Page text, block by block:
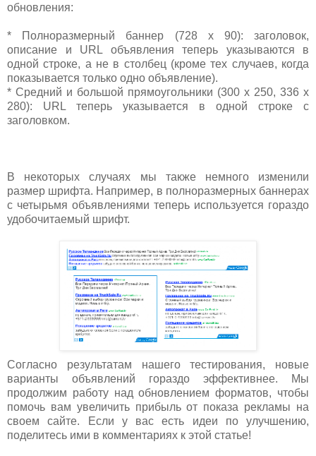
обновления:
* Полноразмерный баннер (728 x 90): заголовок,
описание и URL объявления теперь указываются в
одной строке, а не в столбец (кроме тех случаев, когда
показывается только одно объявление).
* Средний и большой прямоугольники (300 x 250, 336 x
280): URL теперь указывается в одной строке с
заголовком.
В некоторых случаях мы также немного изменили
размер шрифта. Например, в полноразмерных баннерах
с четырьмя объявлениями теперь используется гораздо
удобочитаемый шрифт.
Согласно результатам нашего тестирования, новые
варианты объявлений гораздо эффективнее. Мы
продолжим работу над обновлением форматов, чтобы
помочь вам увеличить прибыль от показа рекламы на
своем сайте. Если у вас есть идеи по улучшению,
поделитесь ими в комментариях к этой статье!